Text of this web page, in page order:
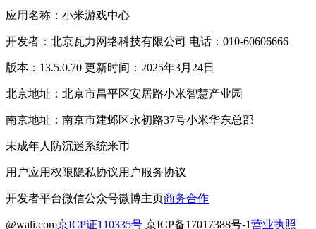
应用名称：小米游戏中心
开发者：北京瓦力网络科技有限公司 电话：010-60606666
版本：13.5.0.70 更新时间：2025年3月24日
北京地址：北京市昌平区安居路小米智慧产业园
南京地址：南京市建邺区永初路37号小米华东总部
未成年人防沉迷系统米币
用户应用权限隐私协议用户服务协议
开发者平台微信公众号微博主页商务合作
@wali.com京ICP证110335号 京ICP备17017388号-1营业执照